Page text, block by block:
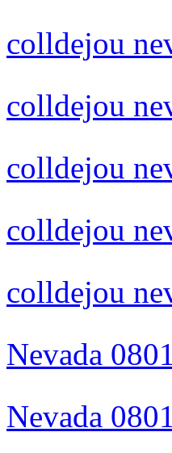
colldejou
colldejou
colldejou
colldejou
colldejou
Nevada
Nevada